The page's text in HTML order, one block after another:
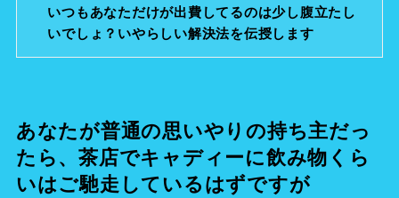
いつもあなただけが出費してるのは少し腹立たし
いでしょ？いやらしい解決法を伝授します
あなたが普通の思いやりの持ち主だっ
たら、茶店でキャディーに飲み物くら
いはご馳走しているはずですが